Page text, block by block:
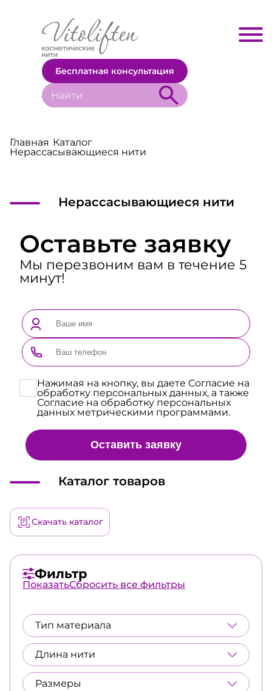
Бесплатная консультация
Главная Каталог
Нерассасывающиеся нити
Нерассасывающиеся нити
Оставьте заявку
Мы перезвоним вам в течение 5
минут!
Нажимая на кнопку, вы даете Согласие на
обработку персональных данных, а также
Согласие на обработку персональных
данных метрическими программами.
Оставить заявку
Каталог товаров
Скачать каталог
Фильтр
Тип материала
Длина нити
Размеры